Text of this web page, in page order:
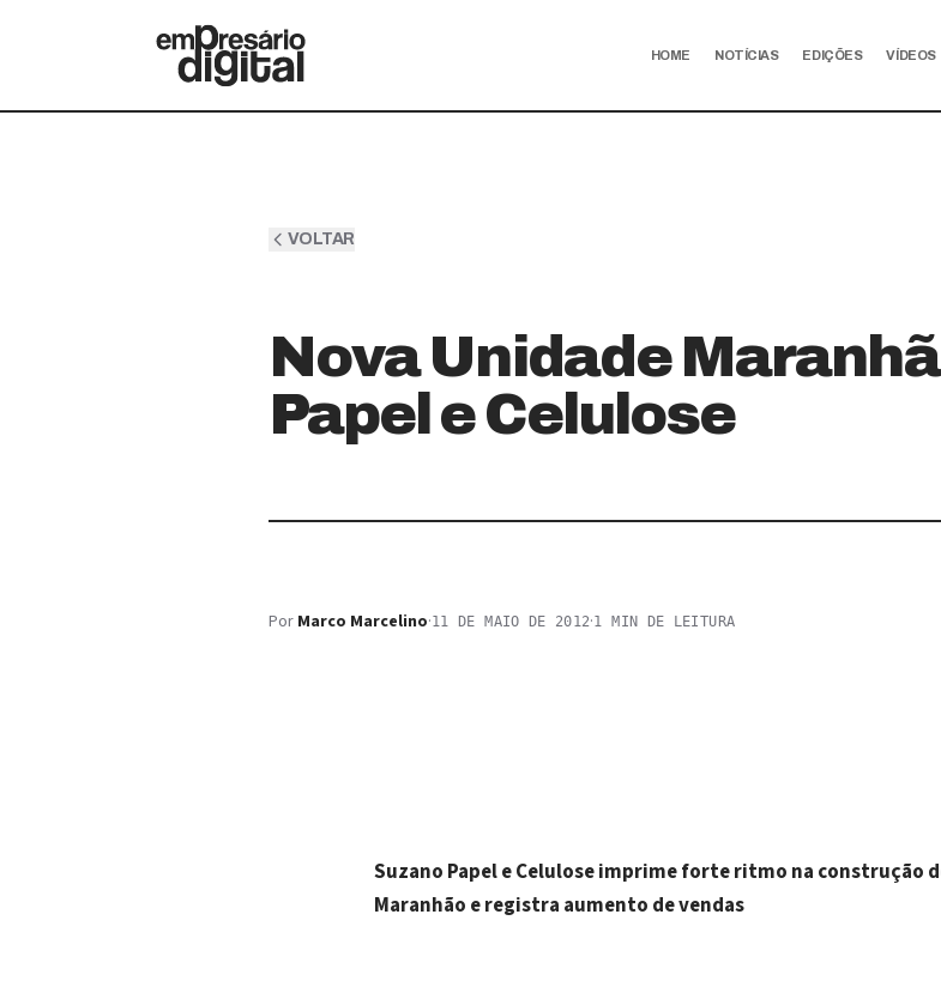
HOME NOTÍCIAS EDIÇÕES VÍDEOS
VOLTAR
Nova Unidade
Papel e Celulose
Por Marco Marcelino·11 DE MAIO DE 2012·1 MIN DE LEITURA
Suzano Papel e Celulose imprime forte ritmo na construção
Maranhão e registra aumento de vendas